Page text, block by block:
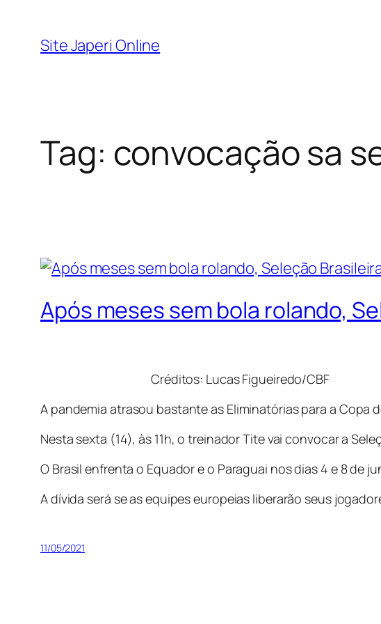
Site Japeri Online
Tag: convocação sa
Após meses sem bola rolando,
Créditos: Lucas Figueiredo/CBF
A pandemia atrasou bastante as Eliminatórias para a Copa
Nesta sexta (14), às 11h, o treinador Tite vai convocar a
O Brasil enfrenta o Equador e o Paraguai nos dias 4 e 8 de
A dívida será se as equipes europeias liberarão seus
11/05/2021